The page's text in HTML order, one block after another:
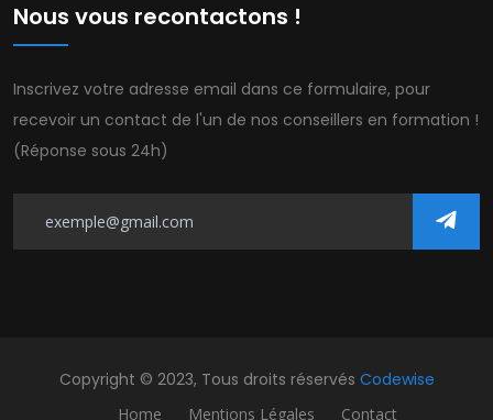
Nous vous recontactons !
Inscrivez votre adresse email dans ce formulaire, pour
recevoir un contact de l'un de nos conseillers en formation !
(Réponse sous 24h)
Copyright © 2023, Tous droits réservés Codewise
Home Mentions Légales Contact